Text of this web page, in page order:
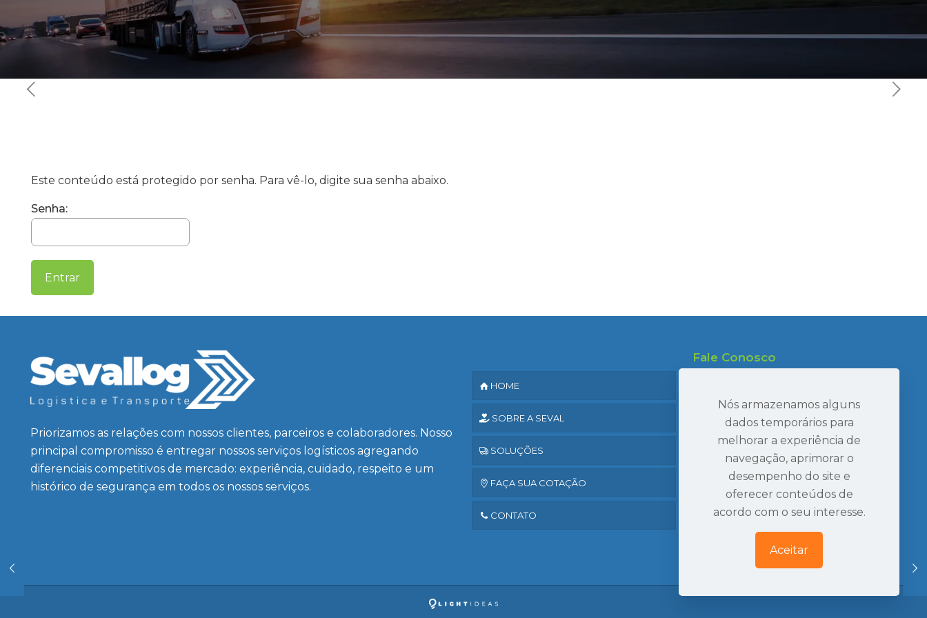
Este conteúdo está protegido por senha. Para vê-lo, digite sua senha abaixo.
Senha:
Priorizamos as relações com nossos clientes, parceiros e colaboradores. Nosso
principal compromisso é entregar nossos serviços logísticos agregando
diferenciais competitivos de mercado: experiência, cuidado, respeito e um
histórico de segurança em todos os nossos serviços.
HOME
SOBRE A SEVAL
SOLUÇÕES
FAÇA SUA COTAÇÃO
CONTATO
Fale Conosco
47 3407-2269
seval@sevaltransportes.com.br
Rod. dos Móveis, 2060, Sala 05
Mato Preto, São Bento do Sul | SC
Ver Localização
Nós armazenamos alguns
dados temporários para
melhorar a experiência de
navegação, aprimorar o
desempenho do site e
oferecer conteúdos de
acordo com o seu interesse.
Aceitar